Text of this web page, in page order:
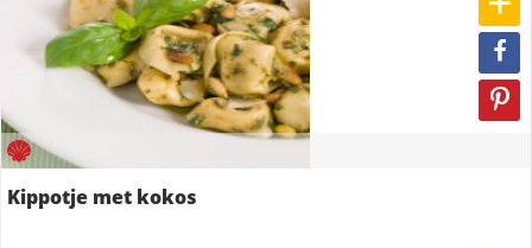
Kippotje met kokos